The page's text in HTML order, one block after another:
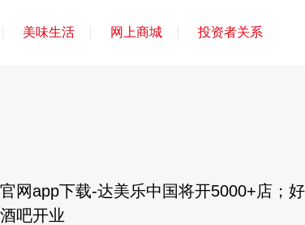
美味生活 网上商城 投资者关系
网app下载-达美乐中国将开5000+店；
吧开业